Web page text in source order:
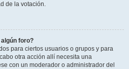
de la votación.
foro?
para ciertos usuarios o grupos y para
otra acción allí necesita una
con un moderador o administrador del